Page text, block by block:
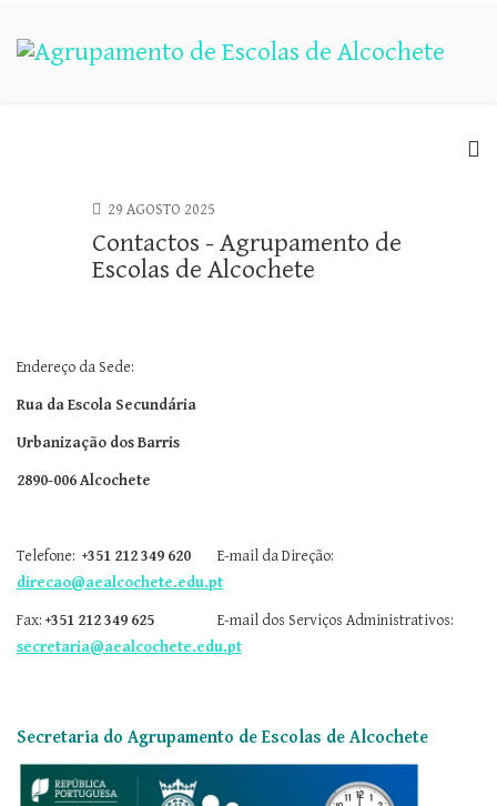
29 AGOSTO 2025
Contactos - Agrupamento de
Escolas de Alcochete
Endereço da Sede:
Rua da Escola Secundária
Urbanização dos Barris
2890-006 Alcochete
Telefone: +351 212 349 620 E-mail da Direção:
direcao@aealcochete.edu.pt
Fax: +351 212 349 625 E-mail dos Serviços Administrativos:
secretaria@aealcochete.edu.pt
Secretaria do Agrupamento de Escolas de Alcochete